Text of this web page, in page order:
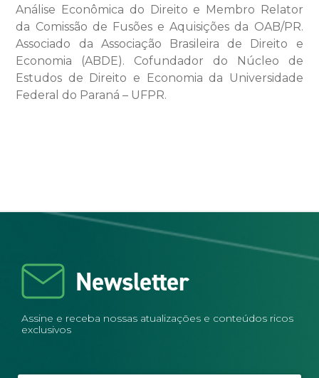
Análise Econômica do Direito e Membro Relator
da Comissão de Fusões e Aquisições da OAB/PR.
Associado da Associação Brasileira de Direito e
Economia (ABDE). Cofundador do Núcleo de
Estudos de Direito e Economia da Universidade
Federal do Paraná – UFPR.
Newsletter
Assine e receba nossas atualizações e conteúdos ricos
exclusivos